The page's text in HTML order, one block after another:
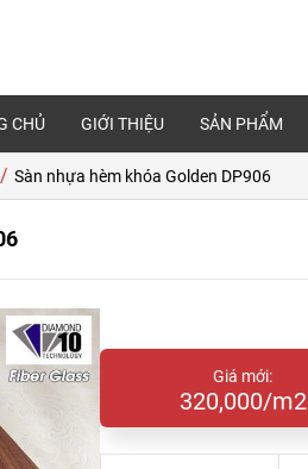
CHỦ GIỚI THIỆU SẢN PHẨM
/ Sàn nhựa hèm khóa Golden DP906
Giá mới:
320,000/m2